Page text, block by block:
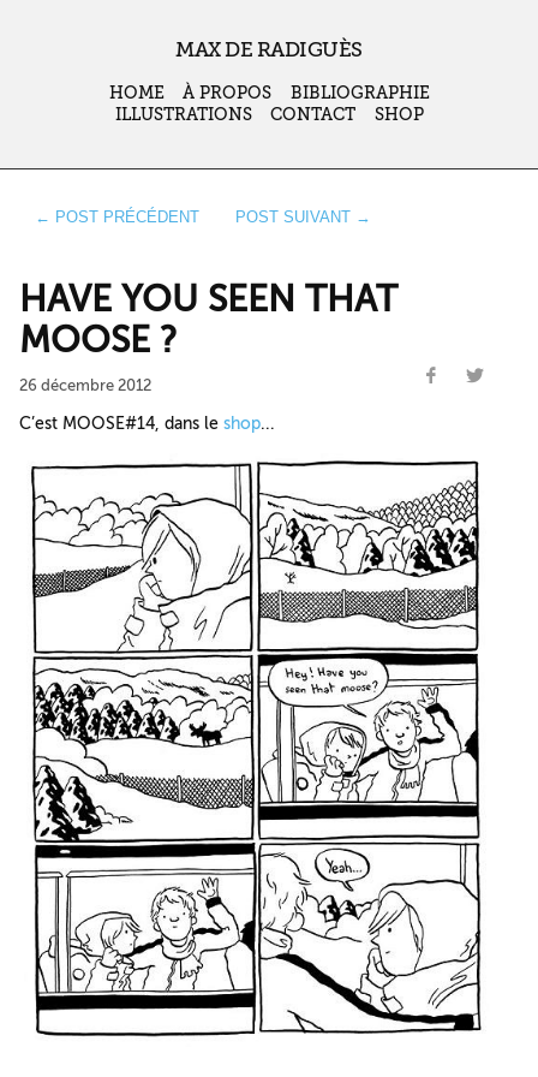
MAX DE RADIGUÈS
HOME À PROPOS
BIBLIOGRAPHIE
ILLUSTRATIONS
CONTACT SHOP
← POST PRÉCÉDENT POST SUIVANT →
HAVE YOU SEEN THAT
MOOSE ?
26 décembre 2012
C’est MOOSE#14, dans le shop...